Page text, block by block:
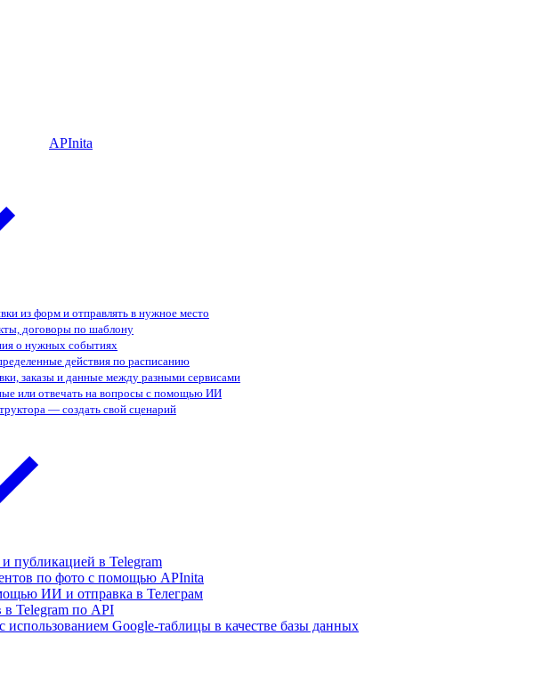
APInita
из форм и отправлять в нужное место
договоры по шаблону
о нужных событиях
действия по расписанию
заказы и данные между разными сервисами
или отвечать на вопросы с помощью ИИ
— создать свой сценарий
публикацией в Telegram
по фото с помощью APInita
ИИ и отправка в Телеграм
в Telegram по API
использованием Google-таблицы в качестве базы данных